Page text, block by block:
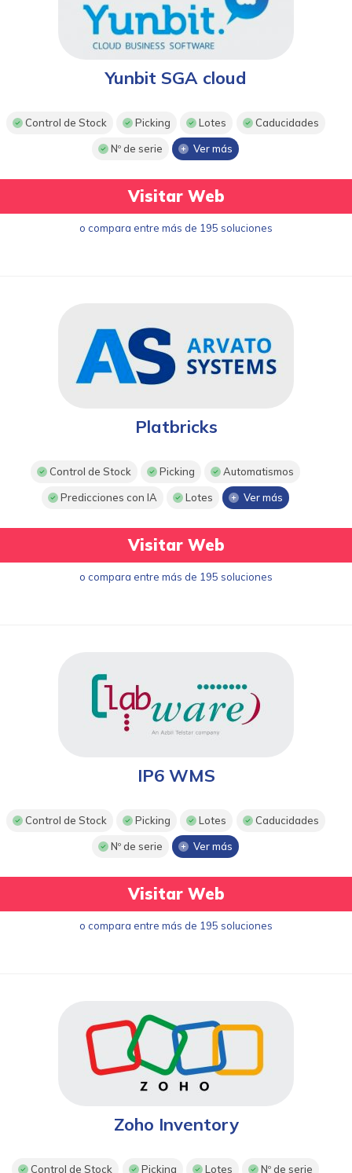
Yunbit SGA cloud
Control de Stock Picking Lotes Caducidades
Nº de serie Ver más
Visitar Web
o compara entre más de 195 soluciones
Platbricks
Control de Stock Picking Automatismos
Predicciones con IA Lotes Ver más
Visitar Web
o compara entre más de 195 soluciones
IP6 WMS
Control de Stock Picking Lotes Caducidades
Nº de serie Ver más
Visitar Web
o compara entre más de 195 soluciones
Zoho Inventory
Control de Stock Picking Lotes Nº de serie